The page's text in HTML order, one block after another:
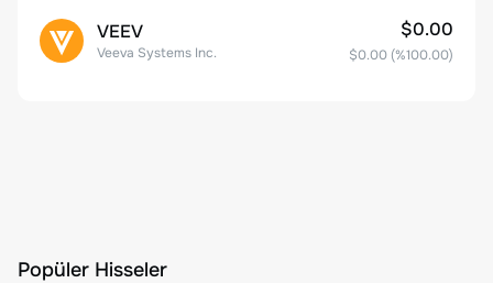
VEEV
Veeva Systems Inc.
$0.00
$0.00 (%100.00)
Popüler Hisseler